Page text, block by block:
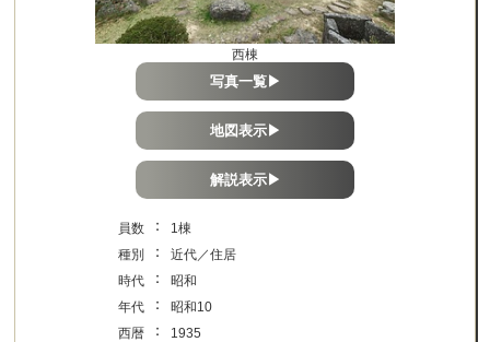
西棟
写真一覧▶
地図表示▶
解説表示▶
員数 ：
1棟
種別
：
近代／住居
時代
：
昭和
年代
：
昭和10
西暦
：
1935